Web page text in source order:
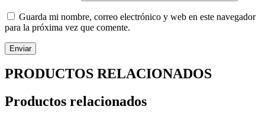
Guarda mi nombre, correo electrónico y web en este navegador
para la próxima vez que comente.
PRODUCTOS RELACIONADOS
Productos relacionados